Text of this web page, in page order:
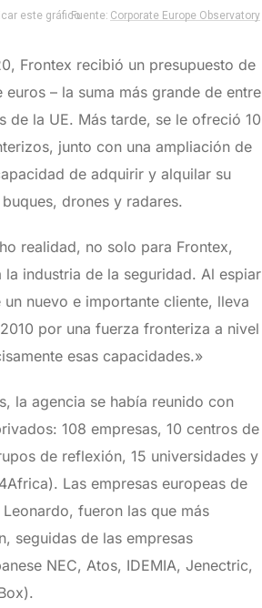
Frontex recibió un presupuesto de
– la suma más grande de entre
de la UE. Más tarde, se le ofreció 10
junto con una ampliación de
de adquirir y alquilar su
drones y radares.
realidad, no solo para Frontex,
la industria de la seguridad. Al espiar
nuevo e importante cliente, lleva
por una fuerza fronteriza a nivel
esas capacidades.»
la agencia se había reunido con
108 empresas, 10 centros de
de reflexión, 15 universidades y
Las empresas europeas de
fueron las que más
seguidas de las empresas
NEC, Atos, IDEMIA, Jenectric,